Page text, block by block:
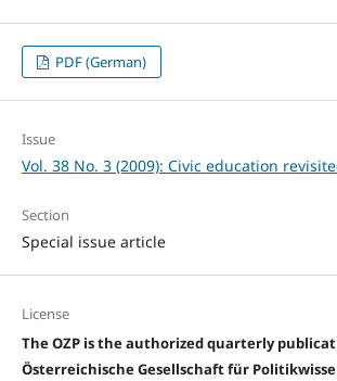
PDF (German)
Issue
Vol. 38 No. 3 (2009): Civic education
Section
Special issue article
License
The OZP is the authorized quarterly
Österreichische Gesellschaft für